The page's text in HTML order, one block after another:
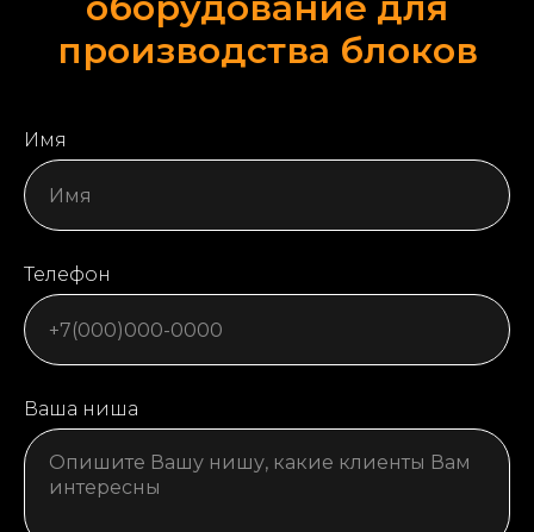
производства блоков
Имя
Телефон
Ваша ниша